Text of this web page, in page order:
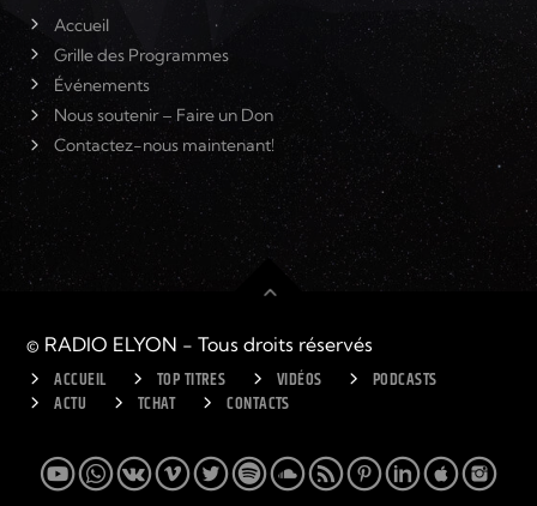
Accueil
Grille des Programmes
Événements
Nous soutenir – Faire un Don
Contactez-nous maintenant!
© RADIO ELYON - Tous droits réservés
ACCUEIL TOP TITRES VIDÉOS
PODCASTS
ACTU
TCHAT CONTACTS